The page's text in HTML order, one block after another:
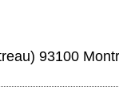
93100